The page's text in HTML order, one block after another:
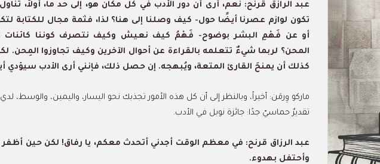
عبد الرازق قرنح: نعم، أرى أن دور الأدب في كل مكان هو، إلى حد ما، أولاً،
تكون لوازم عصرنا أيضًا حول- كيف وصلنا إلى هنا؟ لذا، فثمة مجال للكتابة
أو عن فَهْمِ البشر بوضوح- فَهْمُ كيف نعيش وكيف نتصرف كوننا كائنات
المحن؟ لربما شيءٌ تتعلمه بالقراءة عن أحوال الآخرين وكيف تجاوزوا المِحن.
كذلك أن يمنحَ القارئ المتعة، ويُبهجه. إن حصل ذلك، فإنني أرى الأدب
ماركو وِرمَن: أخيراً، وبالنظر إلى أن كل هذه الأمور تجذبك نحو اليسار، واليمين،
تقديرٌ حماسيّ جدًا: جائزة نوبل في الأدب.
عبد الرزاق قرنح: في معظم الوقت أجدني أتحدث معكم، يا رفاق! لكن حين
وأحتفل بهدوء.